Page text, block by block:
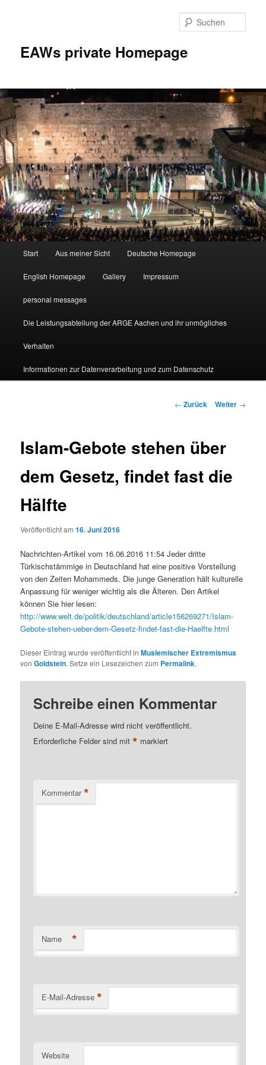
EAWs private Homepage
Start Aus meiner Sicht Deutsche Homepage
English Homepage Gallery Impressum
personal messages
Die Leistungsabteilung der ARGE Aachen und ihr unmögliches
Verhalten
Informationen zur Datenverarbeitung und zum Datenschutz
Beitragsnavigation
← Zurück Weiter →
Islam-Gebote stehen über
dem Gesetz, findet fast die
Hälfte
Veröffentlicht am16. Juni 2016
Nachrichten-Artikel vom 16.06.2016 11:54 Jeder dritte
Türkischstämmige in Deutschland hat eine positive Vorstellung
von den Zeiten Mohammeds. Die junge Generation hält kulturelle
Anpassung für weniger wichtig als die Älteren. Den Artikel
können Sie hier lesen:
http://www.welt.de/politik/deutschland/article156269271/Islam-
Gebote-stehen-ueber-dem-Gesetz-findet-fast-die-Haelfte.html
Dieser Eintrag wurde veröffentlicht inMuslemischer Extremismus
vonGoldstein. Setze ein Lesezeichen zum Permalink.
Schreibe einen Kommentar
Deine E-Mail-Adresse wird nicht veröffentlicht.
Erforderliche Felder sind mit* markiert
Kommentar *
Name *
E-Mail-Adresse *
Website